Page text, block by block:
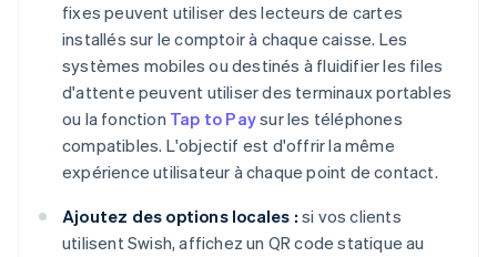
fixes peuvent utiliser des lecteurs de cartes
installés sur le comptoir à chaque caisse. Les
systèmes mobiles ou destinés à fluidifier les files
d'attente peuvent utiliser des terminaux portables
ou la fonction Tap to Paysur les téléphones
compatibles. L'objectif est d'offrir la même
expérience utilisateur à chaque point de contact.
Ajoutez des options locales : si vos clients
utilisent Swish, affichez un QR code statique au